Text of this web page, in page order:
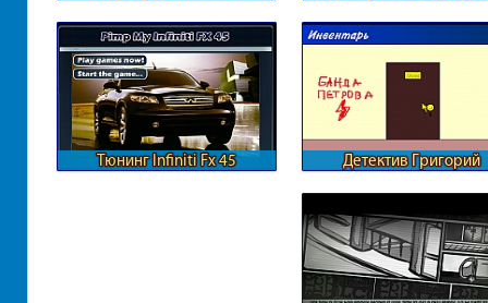
Тюнинг Infiniti Fx 45 Детектив Григорий